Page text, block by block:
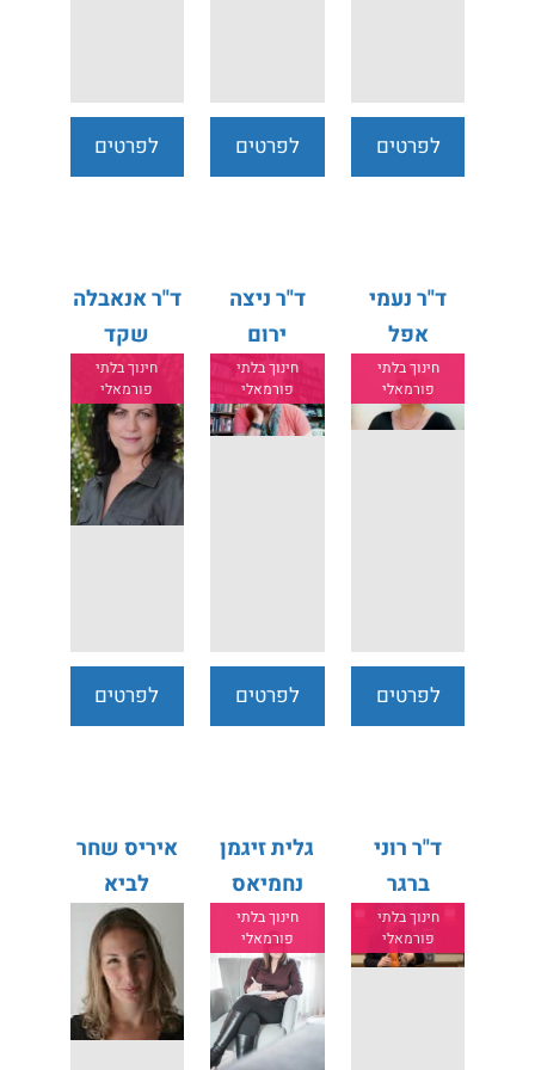
לפרטים
לפרטים
לפרטים
ד"ר נעמי
אפל
חינוך בלתי
פורמאלי
לפרטים
ד"ר ניצה
ירום
חינוך בלתי
פורמאלי
לפרטים
ד"ר אנאבלה
שקד
חינוך בלתי
פורמאלי
לפרטים
ד"ר רוני
ברגר
חינוך בלתי
פורמאלי
גלית זיגמן
נחמיאס
חינוך בלתי
פורמאלי
איריס שחר
לביא